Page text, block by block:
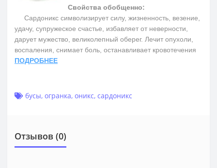
Свойства обобщенно:
Сардоникс символизирует силу, жизненность, везение,
удачу, супружеское счастье, избавляет от неверности,
дарует мужество, великолепный оберег. Лечит опухоли,
воспаления, снимает боль, останавливает кровотечения
ПОДРОБНЕЕ
бусы, огранка, оникс, сардоникс
Отзывов (0)